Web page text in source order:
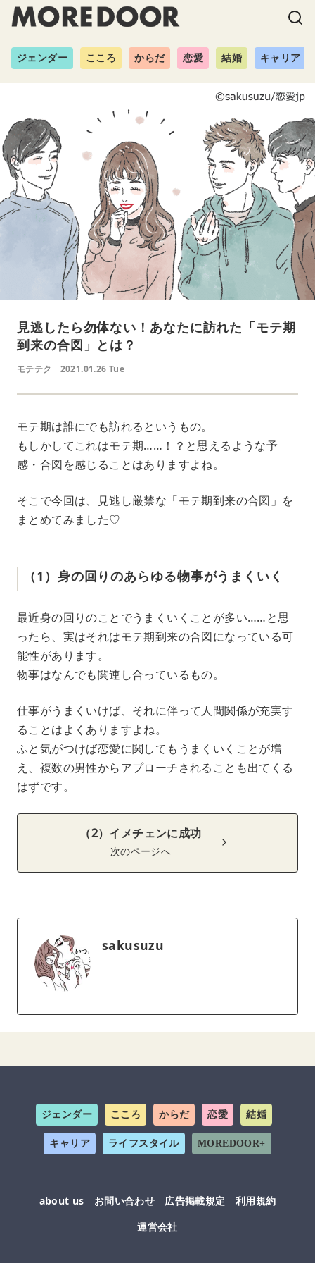
ジェンダー こころ からだ 恋愛 結婚 キャリア
見逃したら勿体ない！あなたに訪れた「モテ期
到来の合図」とは？
モテテク 2021.01.26 Tue
モテ期は誰にでも訪れるというもの。
もしかしてこれはモテ期……！？と思えるような予
感・合図を感じることはありますよね。
そこで今回は、見逃し厳禁な「モテ期到来の合図」を
まとめてみました♡
（1）身の回りのあらゆる物事がうまくいく
最近身の回りのことでうまくいくことが多い……と思
ったら、実はそれはモテ期到来の合図になっている可
能性があります。
物事はなんでも関連し合っているもの。
仕事がうまくいけば、それに伴って人間関係が充実す
ることはよくありますよね。
ふと気がつけば恋愛に関してもうまくいくことが増
え、複数の男性からアプローチされることも出てくる
はずです。
（2）イメチェンに成功
次のページへ
sakusuzu
ジェンダー こころ からだ 恋愛 結婚
キャリア ライフスタイル MOREDOOR+
about us お問い合わせ 広告掲載規定
利用規約
運営会社